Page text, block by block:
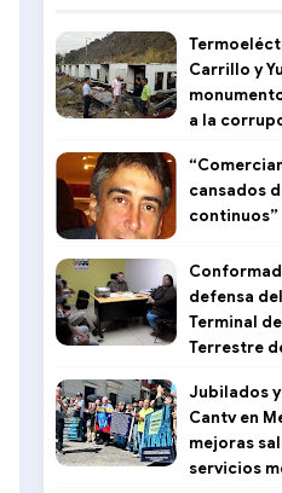
Carrillo y
a la
cansados
continuos”
defensa
Terminal
Terrestre
Jubilados
Cantv en
mejoras
servicios